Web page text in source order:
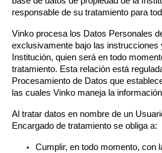
responsable de su tratamiento para
Vinko procesa los Datos Personales
exclusivamente bajo las instrucciones
Institución, quien será en todo
tratamiento. Esta relación está
Procesamiento de Datos que
las cuales Vinko maneja la
Al tratar datos en nombre de un
Encargado de tratamiento se obliga a:
Cumplir, en todo momento, con